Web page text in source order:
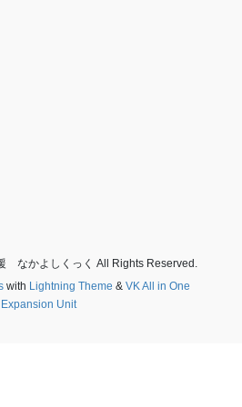
なかよしくっく All Rights Reserved.
with Lightning Theme & VK All in One
Expansion Unit